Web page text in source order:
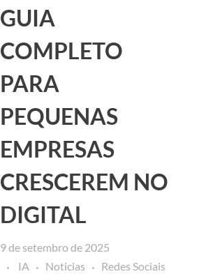
GUIA
COMPLETO
PARA
PEQUENAS
EMPRESAS
CRESCEREM NO
DIGITAL
9 de setembro de 2025
IA
Noticias Redes Sociais